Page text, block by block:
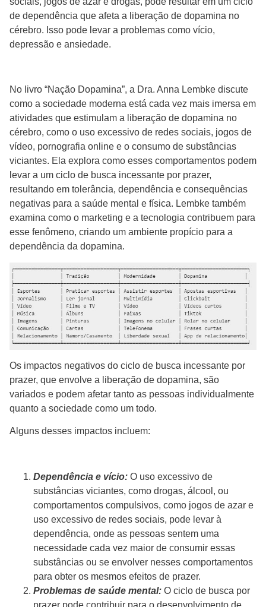
de dependência que afeta a liberação de dopamina no
cérebro. Isso pode levar a problemas como vício,
depressão e ansiedade.
No livro “Nação Dopamina”, a Dra. Anna Lembke discute
como a sociedade moderna está cada vez mais imersa em
atividades que estimulam a liberação de dopamina no
cérebro, como o uso excessivo de redes sociais, jogos de
vídeo, pornografia online e o consumo de substâncias
viciantes. Ela explora como esses comportamentos podem
levar a um ciclo de busca incessante por prazer,
resultando em tolerância, dependência e consequências
negativas para a saúde mental e física. Lembke também
examina como o marketing e a tecnologia contribuem para
esse fenômeno, criando um ambiente propício para a
dependência da dopamina.
Os impactos negativos do ciclo de busca incessante por
prazer, que envolve a liberação de dopamina, são
variados e podem afetar tanto as pessoas individualmente
quanto a sociedade como um todo.
Alguns desses impactos incluem:
Dependência e vício: O uso excessivo de
substâncias viciantes, como drogas, álcool, ou
comportamentos compulsivos, como jogos de azar e
uso excessivo de redes sociais, pode levar à
dependência, onde as pessoas sentem uma
necessidade cada vez maior de consumir essas
substâncias ou se envolver nesses comportamentos
para obter os mesmos efeitos de prazer.
Problemas de saúde mental: O ciclo de busca por
prazer pode contribuir para o desenvolvimento de